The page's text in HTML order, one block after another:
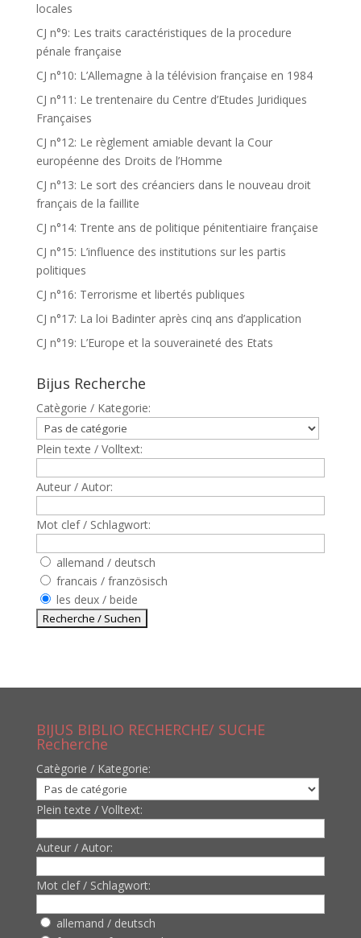
locales
CJ n°9: Les traits caractéristiques de la procedure
pénale française
CJ n°10: L’Allemagne à la télévision française en 1984
CJ n°11: Le trentenaire du Centre d’Etudes Juridiques
Françaises
CJ n°12: Le règlement amiable devant la Cour
européenne des Droits de l’Homme
CJ n°13: Le sort des créanciers dans le nouveau droit
français de la faillite
CJ n°14: Trente ans de politique pénitentiaire française
CJ n°15: L’influence des institutions sur les partis
politiques
CJ n°16: Terrorisme et libertés publiques
CJ n°17: La loi Badinter après cinq ans d’application
CJ n°19: L’Europe et la souveraineté des Etats
Bijus Recherche
Catègorie / Kategorie:
Plein texte / Volltext:
Auteur / Autor:
Mot clef / Schlagwort:
allemand / deutsch
francais / französisch
les deux / beide
BIJUS BIBLIO RECHERCHE/ SUCHE
Recherche
Catègorie / Kategorie:
Plein texte / Volltext:
Auteur / Autor:
Mot clef / Schlagwort:
allemand / deutsch